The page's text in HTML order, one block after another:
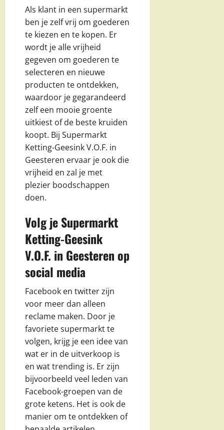
Als klant in een supermarkt
ben je zelf vrij om goederen
te kiezen en te kopen. Er
wordt je alle vrijheid
gegeven om goederen te
selecteren en nieuwe
producten te ontdekken,
waardoor je gegarandeerd
zelf een mooie groente
uitkiest of de beste kruiden
koopt. Bij Supermarkt
Ketting-Geesink V.O.F. in
Geesteren ervaar je ook die
vrijheid en zal je met
plezier boodschappen
doen.
Volg je Supermarkt
Ketting-Geesink
V.O.F. in Geesteren op
social media
Facebook en twitter zijn
voor meer dan alleen
reclame maken. Door je
favoriete supermarkt te
volgen, krijg je een idee van
wat er in de uitverkoop is
en wat trending is. Er zijn
bijvoorbeeld veel leden van
Facebook-groepen van de
grote ketens. Het is ook de
manier om te ontdekken of